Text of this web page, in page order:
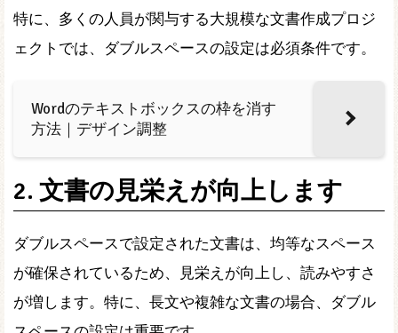
特に、多くの人員が関与する大規模な文書作成プロジ
ェクトでは、ダブルスペースの設定は必須条件です。
Wordのテキストボックスの枠を消す
方法｜デザイン調整
2. 文書の見栄えが向上します
ダブルスペースで設定された文書は、均等なスペース
が確保されているため、見栄えが向上し、読みやすさ
が増します。特に、長文や複雑な文書の場合、ダブル